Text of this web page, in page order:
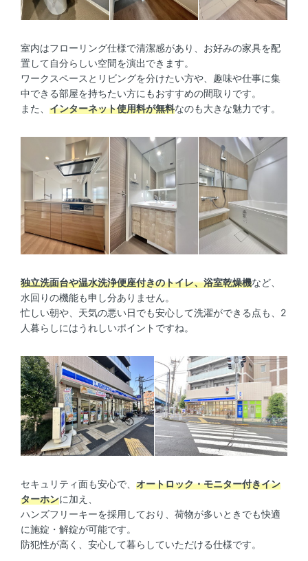
室内はフローリング仕様で清潔感があり、お好みの家具を配
置して自分らしい空間を演出できます。
ワークスペースとリビングを分けたい方や、趣味や仕事に集
中できる部屋を持ちたい方にもおすすめの間取りです。
また、 インターネット使用料が無料なのも大きな魅力です。
独立洗面台や温水洗浄便座付きのトイレ、浴室乾燥機など、
水回りの機能も申し分ありません。
忙しい朝や、天気の悪い日でも安心して洗濯ができる点も、2
人暮らしにはうれしいポイントですね。
セキュリティ面も安心で、 オートロック・モニター付きイン
ターホンに加え、
ハンズフリーキーを採用しており、荷物が多いときでも快適
に施錠・解錠が可能です。
防犯性が高く、安心して暮らしていただける仕様です。